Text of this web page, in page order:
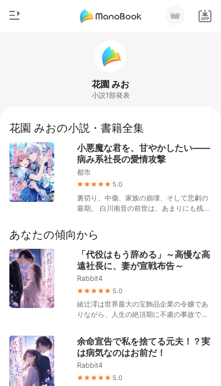
検索
恋愛
御曹司
マフィア
月ランキング
花園 みお
小説1部発表
花園 みおの小説・書籍全集
小悪魔な君を、甘やかしたい――
病み系社長の愛情攻撃
都市
5.0
裏切り、中傷、家族の崩壊、そして悲劇の
最期。 白川南音の前世は、あまりにも残酷
う騙されない。 恩？恋？同情？——そんな
もの、全て捨てて構わない。 渾身の力で裏
切り者を潰し、没落した一族を再興し、彼
女は今度こそ人生を取り戻す。 そして再び
出会ったのは、前世で唯一手の届かなかっ
た男。 「前回は間に合わなかった。でも今
度こそ、君を迎えに来た」 ——復讐と再
生、そして予期せぬ愛が交錯する、逆転ヒ
ロイン・ロマンス。
あなたの傾向から
「代役はもう辞める」～高慢な高
遠社長に、妻が宣戦布告～
Rabbit4
5.0
綾辻澪は世界最大の宝飾品企業の令嬢であ
りながら、人生の絶頂期に不慮の事故で記
救われた。 彼女は高遠陸に一目惚れし、三
年間、妻として尽くした。それでも、彼の
心の中にいる「白月光」の代わりにはなれ
なかった。 誘拐され、命の危機に瀕したそ
の時も、彼は元カノを悼んでいた。——あ
余命宣告で私を捨てる元夫！？実
は病気なのはお前だ！
Rabbit4
5.0